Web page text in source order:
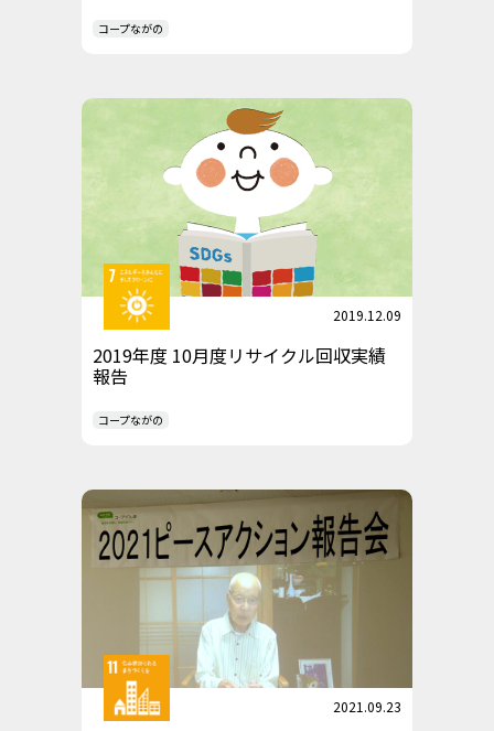
コープながの
2019.12.09
2019年度 10月度リサイクル回収実績
報告
コープながの
2021.09.23